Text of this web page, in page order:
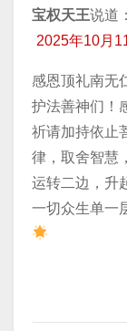
宝权天王说道：
2025年10月
感恩顶礼南无
护法善神们！
祈请加持​依止
律，取舍智慧
运转二边，升
一切众生单一